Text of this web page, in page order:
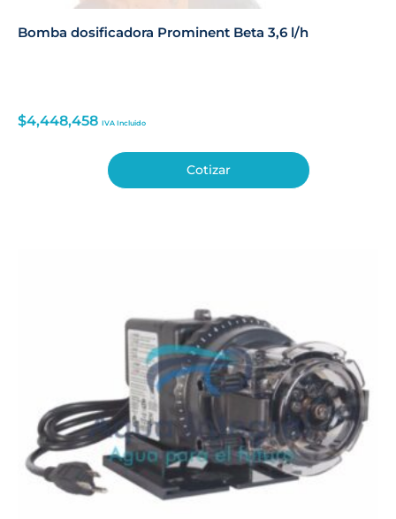
Bomba dosificadora Prominent Beta 3,6 l/h
$4,448,458 IVA Incluido
Cotizar